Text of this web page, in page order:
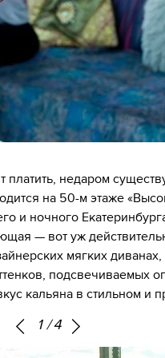
платить, недаром
на 50-м этаже
и ночного
— вот уж
мягких
подсвечиваемых
кальяна в стильном и
1/4